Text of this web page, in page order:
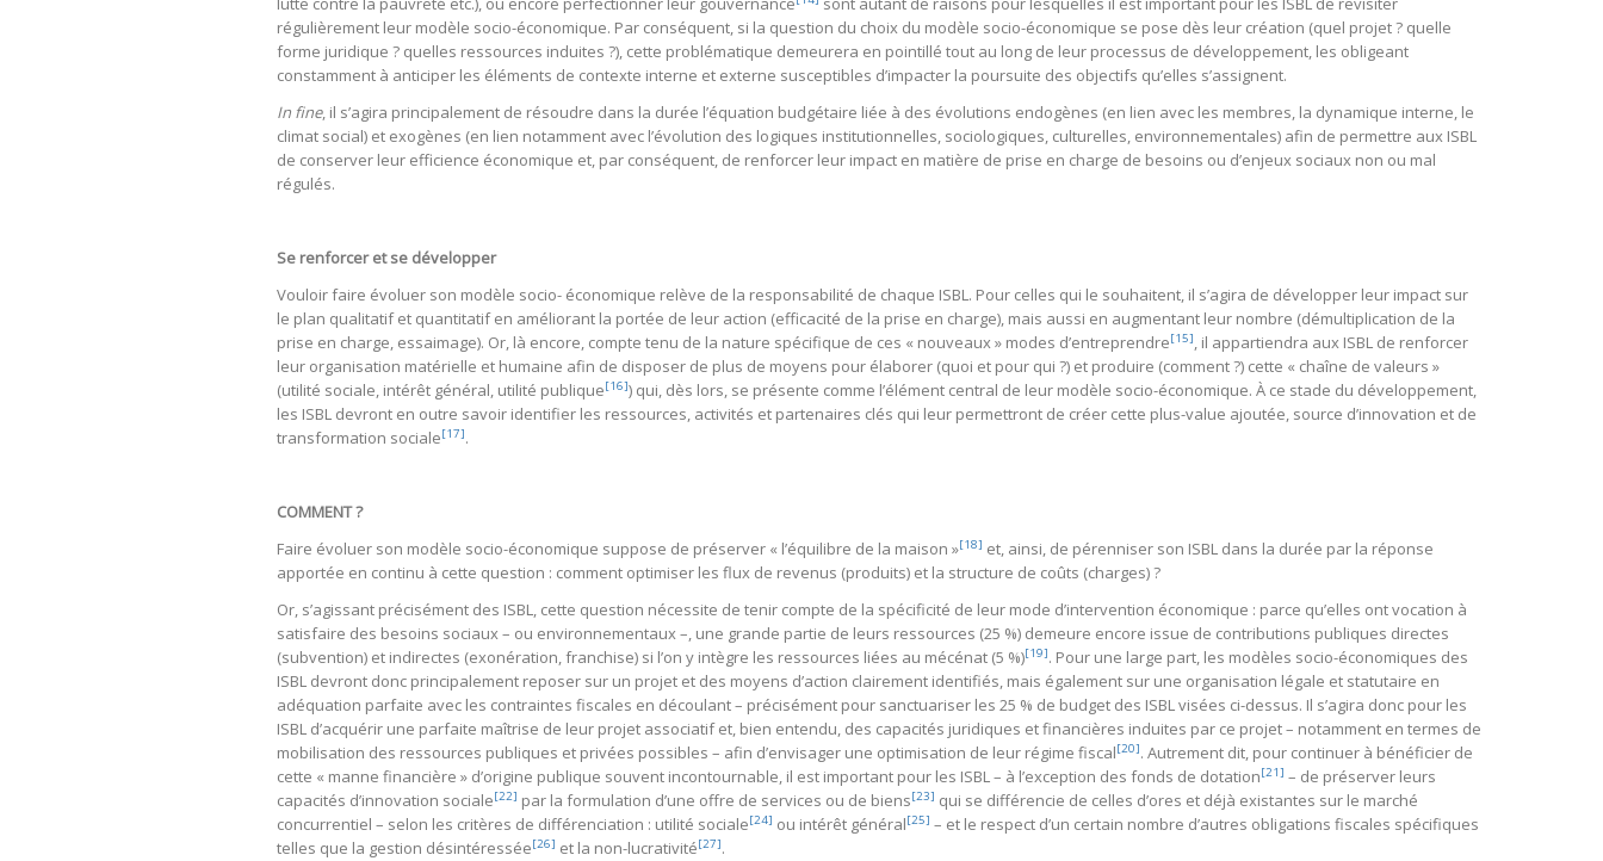
régulièrement leur modèle socio-économique. Par conséquent, si la question du choix du modèle socio-économique se pose dès leur création (quel projet ? quelle
forme juridique ? quelles ressources induites ?), cette problématique demeurera en pointillé tout au long de leur processus de développement, les obligeant
constamment à anticiper les éléments de contexte interne et externe susceptibles d’impacter la poursuite des objectifs qu’elles s’assignent.
In fine, il s’agira principalement de résoudre dans la durée l’équation budgétaire liée à des évolutions endogènes (en lien avec les membres, la dynamique interne, le
climat social) et exogènes (en lien notamment avec l’évolution des logiques institutionnelles, sociologiques, culturelles, environnementales) afin de permettre aux ISBL
de conserver leur efficience économique et, par conséquent, de renforcer leur impact en matière de prise en charge de besoins ou d’enjeux sociaux non ou mal
régulés.
Se renforcer et se développer
Vouloir faire évoluer son modèle socio- économique relève de la responsabilité de chaque ISBL. Pour celles qui le souhaitent, il s’agira de développer leur impact sur
le plan qualitatif et quantitatif en améliorant la portée de leur action (efficacité de la prise en charge), mais aussi en augmentant leur nombre (démultiplication de la
prise en charge, essaimage). Or, là encore, compte tenu de la nature spécifique de ces « nouveaux » modes d’entreprendre[15], il appartiendra aux ISBL de renforcer
leur organisation matérielle et humaine afin de disposer de plus de moyens pour élaborer (quoi et pour qui ?) et produire (comment ?) cette « chaîne de valeurs »
(utilité sociale, intérêt général, utilité publique[16]) qui, dès lors, se présente comme l’élément central de leur modèle socio-économique. À ce stade du développement,
les ISBL devront en outre savoir identifier les ressources, activités et partenaires clés qui leur permettront de créer cette plus-value ajoutée, source d’innovation et de
transformation sociale[17].
COMMENT ?
Faire évoluer son modèle socio-économique suppose de préserver « l’équilibre de la maison »[18] et, ainsi, de pérenniser son ISBL dans la durée par la réponse
apportée en continu à cette question : comment optimiser les flux de revenus (produits) et la structure de coûts (charges) ?
Or, s’agissant précisément des ISBL, cette question nécessite de tenir compte de la spécificité de leur mode d’intervention économique : parce qu’elles ont vocation à
satisfaire des besoins sociaux – ou environnementaux –, une grande partie de leurs ressources (25 %) demeure encore issue de contributions publiques directes
(subvention) et indirectes (exonération, franchise) si l’on y intègre les ressources liées au mécénat (5 %)[19]. Pour une large part, les modèles socio-économiques des
ISBL devront donc principalement reposer sur un projet et des moyens d’action clairement identifiés, mais également sur une organisation légale et statutaire en
adéquation parfaite avec les contraintes fiscales en découlant – précisément pour sanctuariser les 25 % de budget des ISBL visées ci-dessus. Il s’agira donc pour les
ISBL d’acquérir une parfaite maîtrise de leur projet associatif et, bien entendu, des capacités juridiques et financières induites par ce projet – notamment en termes de
mobilisation des ressources publiques et privées possibles – afin d’envisager une optimisation de leur régime fiscal[20]. Autrement dit, pour continuer à bénéficier de
cette « manne financière » d’origine publique souvent incontournable, il est important pour les ISBL – à l’exception des fonds de dotation[21] – de préserver leurs
capacités d’innovation sociale[22] par la formulation d’une offre de services ou de biens[23] qui se différencie de celles d’ores et déjà existantes sur le marché
concurrentiel – selon les critères de différenciation : utilité sociale[24] ou intérêt général[25] – et le respect d’un certain nombre d’autres obligations fiscales spécifiques
telles que la gestion désintéressée[26] et la non-lucrativité[27].